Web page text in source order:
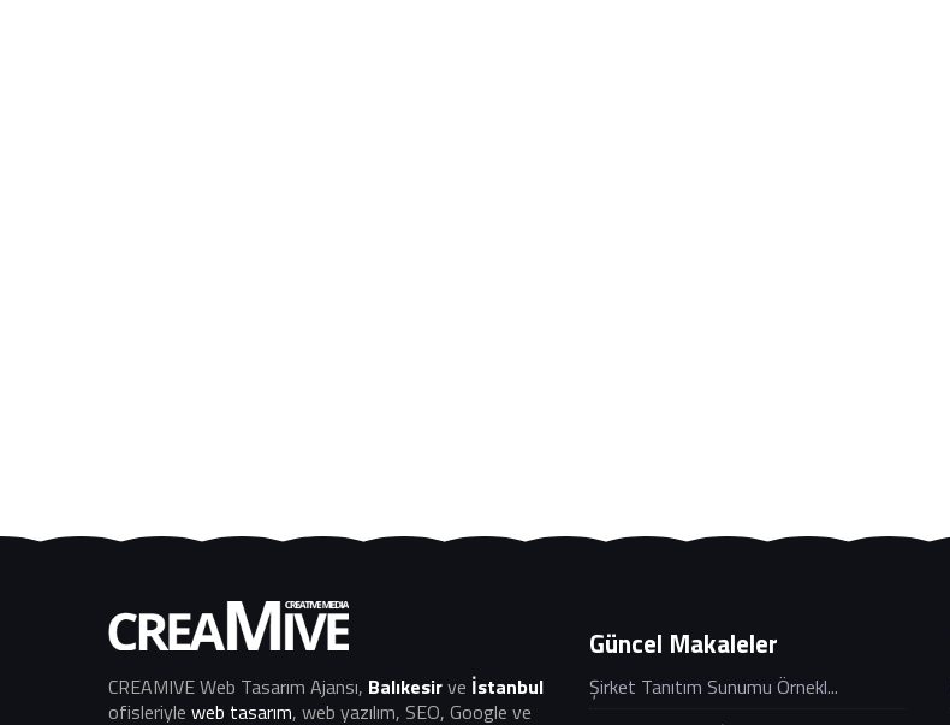
CREAMIVE Web Tasarım Ajansı, Balıkesirve İstanbul
ofisleriyle web tasarım, web yazılım, SEO, Google ve
Güncel Makaleler
Şirket Tanıtım Sunumu Örnekl...